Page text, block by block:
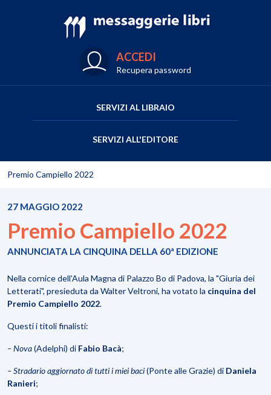
ACCEDI
Recupera password
SERVIZI AL LIBRAIO
SERVIZI ALL'EDITORE
Premio Campiello 2022
27 MAGGIO 2022
Premio Campiello 2022
ANNUNCIATA LA CINQUINA DELLA 60ª EDIZIONE
Nella cornice dell'Aula Magna di Palazzo Bo di Padova, la "Giuria dei
Letterati", presieduta da Walter Veltroni, ha votato la cinquina del
Premio Campiello 2022.
Questi i titoli finalisti:
– Nova(Adelphi) di Fabio Bacà;
– Stradario aggiornato di tutti i miei baci(Ponte alle Grazie) di Daniela
Ranieri;